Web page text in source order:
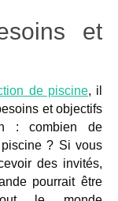
et
de piscine, il
et objectifs
: combien de
? Si vous
des invités,
pourrait être